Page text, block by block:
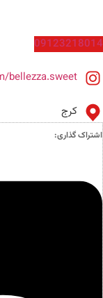
09123218014
bellezza.sweet/
کرج
اشتراک گذاری: